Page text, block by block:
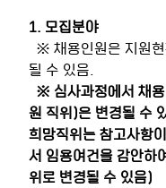
1. 모집분야
※ 채용인원은 지원
될 수 있음.
※ 심사과정에서 채
원 직위)은 변경될 수
희망직위는 참고사항
서 임용여건을 감안하
위로 변경될 수 있음)